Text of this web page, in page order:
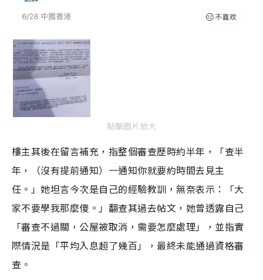
點擊圖片放大
樓主其後在留言補充，指整個審查歷時約半年，「查半
年，（沒有提前通知）一通知你就要約時間去見主
任。」她坦言今次是自己的經驗教訓，無奈表示：「大
家不要學我那麼傻。」翻查其過去帖文，她曾透露自己
「審查不過關，公屋被取消，需要怎麼處理」，並指實
際情況是「平均入息超了幾百」，最終未能通過資格審
查。